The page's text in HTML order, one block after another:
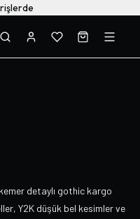
detaylı gothic kargo
Y2K düşük bel kesimler ve